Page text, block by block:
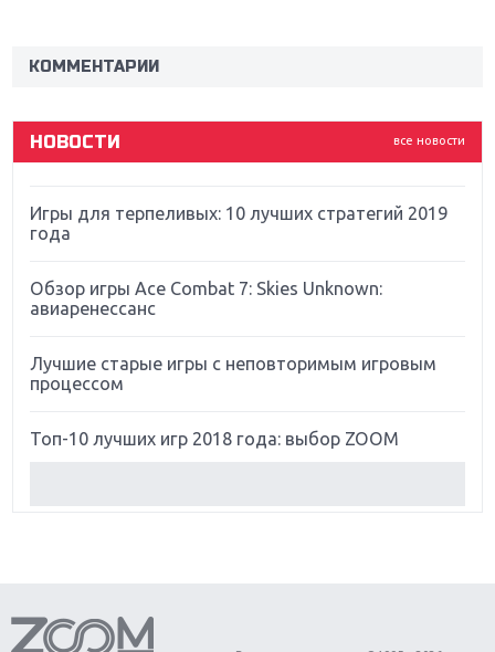
КОММЕНТАРИИ
все новости
НОВОСТИ
Far Cry 5: хвалить нельзя ругать
Игры для терпеливых: 10 лучших стратегий 2019
года
Обзор игры Ace Combat 7: Skies Unknown:
авиаренессанс
Лучшие старые игры с неповторимым игровым
процессом
Топ-10 лучших игр 2018 года: выбор ZOOM
Обзор игры Forza Horizon 4: вершина эволюции